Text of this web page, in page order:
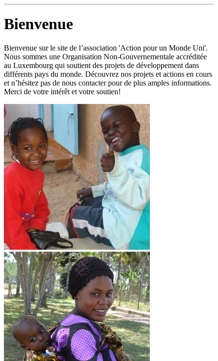
Bienvenue
Bienvenue sur le site de l’association 'Action pour un Monde Uni'.
Nous sommes une Organisation Non-Gouvernementale accréditée
au Luxembourg qui soutient des projets de développement dans
différents pays du monde. Découvrez nos projets et actions en cours
et n’hésitez pas de nous contacter pour de plus amples informations.
Merci de votre intérêt et votre soutien!